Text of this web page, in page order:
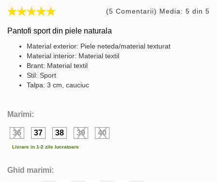
(5 Comentarii) Media: 5 din 5
Pantofi sport din piele naturala
Material exterior: Piele neteda/material texturat
Material interior: Material textil
Brant: Material textil
Stil: Sport
Talpa: 3 cm, cauciuc
Marimi:
36 37 38 39 40
Livrare in 1-2 zile lucratoare
Ghid marimi: